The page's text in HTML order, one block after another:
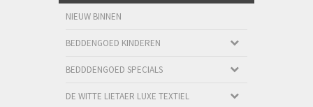
NIEUW BINNEN
BEDDENGOED KINDEREN
BEDDDENGOED SPECIALS
DE WITTE LIETAER LUXE TEXTIEL